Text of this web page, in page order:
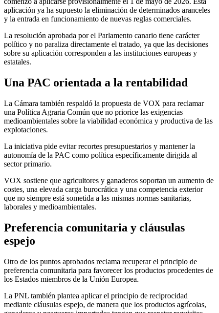
aplicación ya ha supuesto la eliminación de determinados aranceles
y la entrada en funcionamiento de nuevas reglas comerciales.
La resolución aprobada por el Parlamento canario tiene carácter
político y no paraliza directamente el tratado, ya que las decisiones
sobre su aplicación corresponden a las instituciones europeas y
estatales.
Una PAC orientada a la rentabilidad
La Cámara también respaldó la propuesta de VOX para reclamar
una Política Agraria Común que no priorice las exigencias
medioambientales sobre la viabilidad económica y productiva de las
explotaciones.
La iniciativa pide evitar recortes presupuestarios y mantener la
autonomía de la PAC como política específicamente dirigida al
sector primario.
VOX sostiene que agricultores y ganaderos soportan un aumento de
costes, una elevada carga burocrática y una competencia exterior
que no siempre está sometida a las mismas normas sanitarias,
laborales y medioambientales.
Preferencia comunitaria y cláusulas
espejo
Otro de los puntos aprobados reclama recuperar el principio de
preferencia comunitaria para favorecer los productos procedentes de
los Estados miembros de la Unión Europea.
La PNL también plantea aplicar el principio de reciprocidad
mediante cláusulas espejo, de manera que los productos agrícolas,